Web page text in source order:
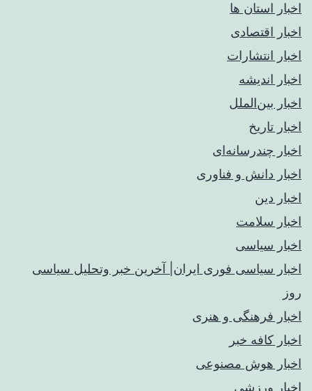
اخبار استان ها
اخبار اقتصادی
اخبار انتشارات
اخبار اندیشه
اخبار بین‌الملل
اخبار تاریخ
اخبار چندرسانه‌ای
اخبار دانش و فناوری
اخبار دین
اخبار سلامت
اخبار سیاسی
اخبار سیاسی فوری ایران| آخرین خبر وتحلیل سیاسی
روز
اخبار فرهنگی و هنری
اخبار کافه خبر
اخبار هوش مصنوعی
اخبار ورزشی